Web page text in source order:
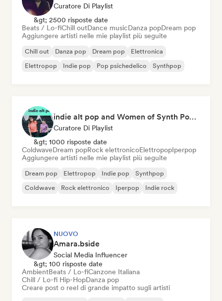
Curatore Di Playlist
&gt; 2500 risposte date
Beats / Lo-fiChill outDance musicDanza popDream pop
Aggiungere artisti nelle mie playlist più seguite
Chill out Danza pop Dream pop
Elettronica
Elettropop
Indie pop Pop psichedelico Synthpop
indie alt pop and Women of Synth Pop (CATBEAR)
Curatore Di Playlist
&gt; 1000 risposte date
ColdwaveDream popRock elettronicoElettropopIperpop
Aggiungere artisti nelle mie playlist più seguite
Dream pop Elettropop Indie pop
Synthpop
Coldwave
Rock elettronico Iperpop Indie rock
NUOVO
Amara.bside
Social Media Influencer
&gt; 100 risposte date
AmbientBeats / Lo-fiCanzone Italiana
Chill / Lo-fi Hip-HopDanza pop
Creare post o reel di grande impatto sugli artisti